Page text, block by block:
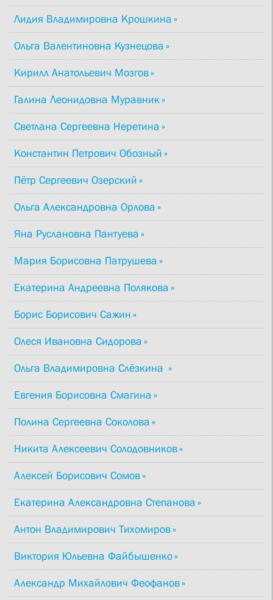
Лидия Владимировна Крошкина
Ольга Валентиновна Кузнецова
Кирилл Анатольевич Мозгов
Галина Леонидовна Муравник
Светлана Сергеевна Неретина
Константин Петрович Обозный
Пётр Сергеевич Озерский
Ольга Александровна Орлова
Яна Руслановна Пантуева
Мария Борисовна Патрушева
Екатерина Андреевна Полякова
Борис Борисович Сажин
Олеся Ивановна Сидорова
Ольга Владимировна Слёзкина
Евгения Борисовна Смагина
Полина Сергеевна Соколова
Никита Алексеевич Солодовников
Алексей Борисович Сомов
Екатерина Александровна Степанова
Антон Владимирович Тихомиров
Виктория Юльевна Файбышенко
Александр Михайлович Феофанов